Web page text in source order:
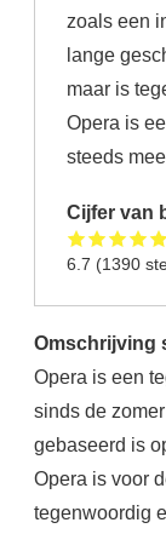
zoals een
lange
maar is
Opera is
steeds
Cijfer van
6.7 (1390
Omschrijving
Opera is een
sinds de
gebaseerd is
Opera is voor
tegenwoordig